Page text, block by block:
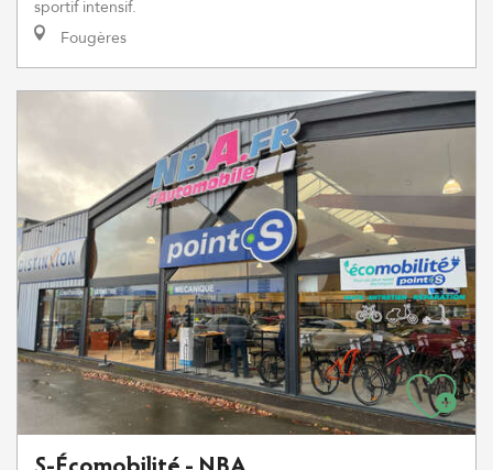
sportif intensif.
Fougères